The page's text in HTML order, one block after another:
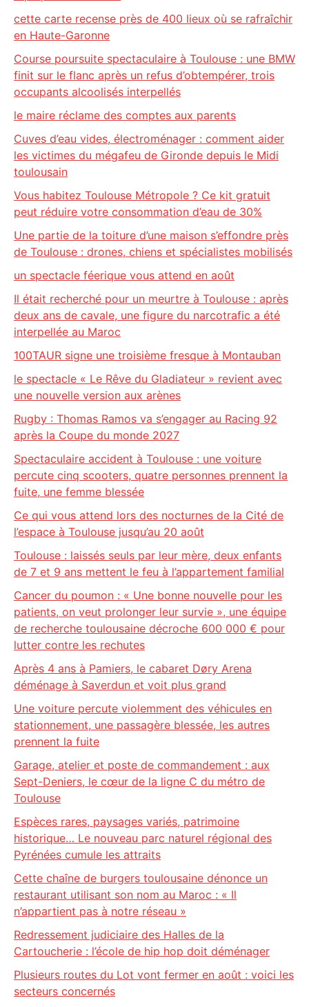
cette carte recense près de 400 lieux où se rafraîchir
en Haute-Garonne
Course poursuite spectaculaire à Toulouse : une BMW
finit sur le flanc après un refus d’obtempérer, trois
occupants alcoolisés interpellés
le maire réclame des comptes aux parents
Cuves d’eau vides, électroménager : comment aider
les victimes du mégafeu de Gironde depuis le Midi
toulousain
Vous habitez Toulouse Métropole ? Ce kit gratuit
peut réduire votre consommation d’eau de 30%
Une partie de la toiture d’une maison s’effondre près
de Toulouse : drones, chiens et spécialistes mobilisés
un spectacle féerique vous attend en août
Il était recherché pour un meurtre à Toulouse : après
deux ans de cavale, une figure du narcotrafic a été
interpellée au Maroc
100TAUR signe une troisième fresque à Montauban
le spectacle « Le Rêve du Gladiateur » revient avec
une nouvelle version aux arènes
Rugby : Thomas Ramos va s’engager au Racing 92
après la Coupe du monde 2027
Spectaculaire accident à Toulouse : une voiture
percute cinq scooters, quatre personnes prennent la
fuite, une femme blessée
Ce qui vous attend lors des nocturnes de la Cité de
l’espace à Toulouse jusqu’au 20 août
Toulouse : laissés seuls par leur mère, deux enfants
de 7 et 9 ans mettent le feu à l’appartement familial
Cancer du poumon : « Une bonne nouvelle pour les
patients, on veut prolonger leur survie », une équipe
de recherche toulousaine décroche 600 000 € pour
lutter contre les rechutes
Après 4 ans à Pamiers, le cabaret Døry Arena
déménage à Saverdun et voit plus grand
Une voiture percute violemment des véhicules en
stationnement, une passagère blessée, les autres
prennent la fuite
Garage, atelier et poste de commandement : aux
Sept-Deniers, le cœur de la ligne C du métro de
Toulouse
Espèces rares, paysages variés, patrimoine
historique… Le nouveau parc naturel régional des
Pyrénées cumule les attraits
Cette chaîne de burgers toulousaine dénonce un
restaurant utilisant son nom au Maroc : « Il
n’appartient pas à notre réseau »
Redressement judiciaire des Halles de la
Cartoucherie : l’école de hip hop doit déménager
Plusieurs routes du Lot vont fermer en août : voici les
secteurs concernés